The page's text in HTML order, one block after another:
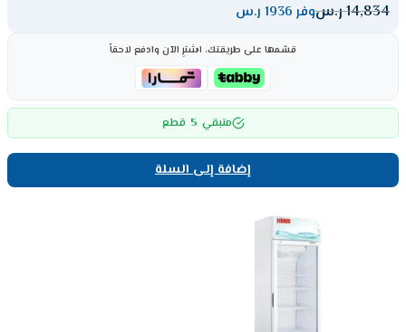
14,834ر.سوفر 1936 ر.س
قسّمها على طريقتك، اشترِ الآن وادفع لاحقاً
متبقي 5 قطع
إضافة إلى السلة